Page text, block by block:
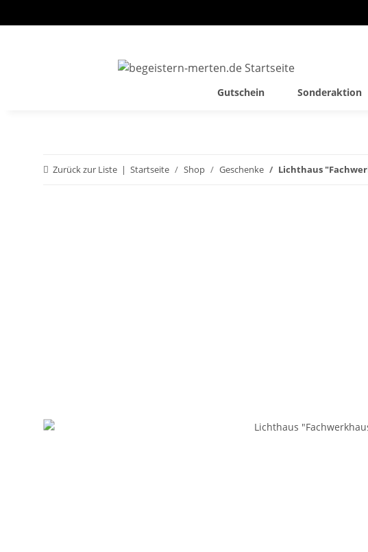
Gutschein Sonderaktion
Zurück zur Liste Startseite Shop Geschenke Lichthaus